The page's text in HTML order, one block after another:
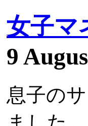
女子マ
9
息子の